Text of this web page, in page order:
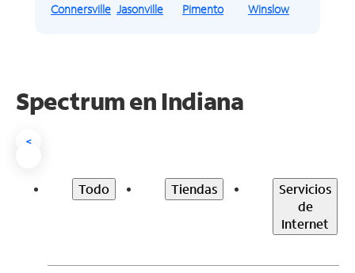
Connersville Jasonville
Pimento
Winslow
Spectrum en Indiana
<
Todo Tiendas
Servicios
de
Internet